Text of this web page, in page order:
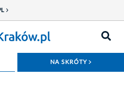
NA SKRÓTY